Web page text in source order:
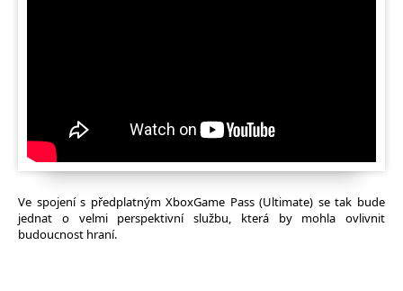
Ve spojení s předplatným XboxGame Pass (Ultimate) se tak bude
jednat o velmi perspektivní službu, která by mohla ovlivnit
budoucnost hraní.